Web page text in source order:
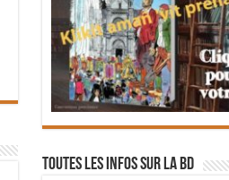
Toutes les infos sur la BD